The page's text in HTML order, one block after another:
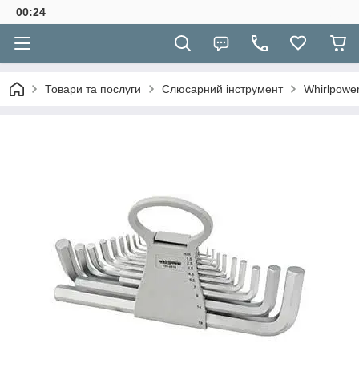
00:24
Товари та послуги Слюсарний інструмент